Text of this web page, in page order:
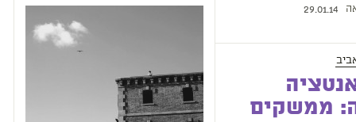
29.01.14
ממשקים